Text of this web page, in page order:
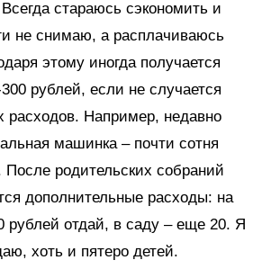
стараюсь сэкономить и
не снимаю, а расплачиваюсь
этому иногда получается
рублей, если не случается
расходов. Например, недавно
машинка – почти сотня
родительских собраний
дополнительные расходы: на
рублей отдай, в саду – еще 20. Я
хоть и пятеро детей.